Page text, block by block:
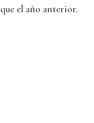
que el año anterior.